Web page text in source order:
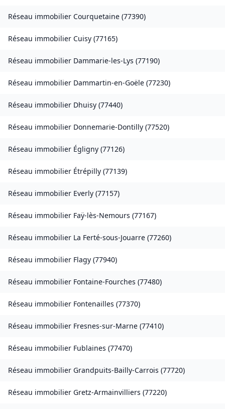
Réseau immobilier Courquetaine (77390)
Réseau immobilier Cuisy (77165)
Réseau immobilier Dammarie-les-Lys (77190)
Réseau immobilier Dammartin-en-Goële (77230)
Réseau immobilier Dhuisy (77440)
Réseau immobilier Donnemarie-Dontilly (77520)
Réseau immobilier Égligny (77126)
Réseau immobilier Étrépilly (77139)
Réseau immobilier Everly (77157)
Réseau immobilier Faÿ-lès-Nemours (77167)
Réseau immobilier La Ferté-sous-Jouarre (77260)
Réseau immobilier Flagy (77940)
Réseau immobilier Fontaine-Fourches (77480)
Réseau immobilier Fontenailles (77370)
Réseau immobilier Fresnes-sur-Marne (77410)
Réseau immobilier Fublaines (77470)
Réseau immobilier Grandpuits-Bailly-Carrois (77720)
Réseau immobilier Gretz-Armainvilliers (77220)